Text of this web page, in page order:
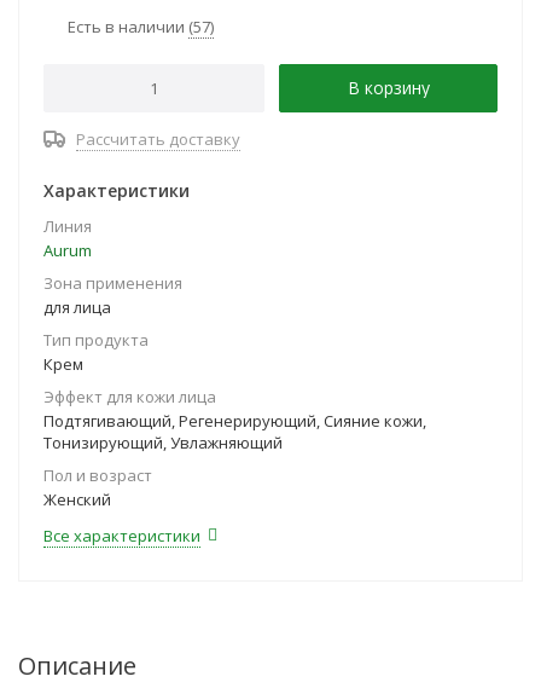
Есть в наличии (57)
В корзину
Рассчитать доставку
Характеристики
Линия
Aurum
Зона применения
для лица
Тип продукта
Крем
Эффект для кожи лица
Подтягивающий, Регенерирующий, Сияние кожи,
Тонизирующий, Увлажняющий
Пол и возраст
Женский
Все характеристики
Описание